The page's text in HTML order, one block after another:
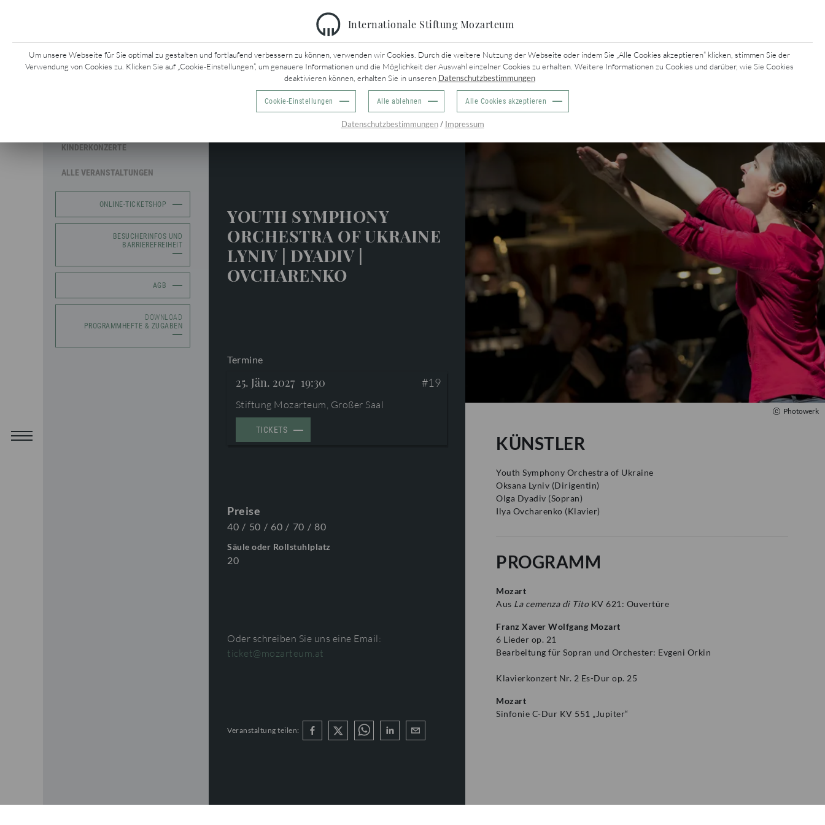
Internationale Stiftung Mozarteum
Um unsere Webseite für Sie optimal zu gestalten und fortlaufend verbessern zu können, verwenden wir Cookies. Durch die weitere Nutzung der Webseite oder indem Sie „Alle Cookies akzeptieren“ klicken, stimmen Sie der
Verwendung von Cookies zu. Klicken Sie auf „Cookie-Einstellungen“, um genauere Informationen und die Möglichkeit der Auswahl einzelner Cookies zu erhalten. Weitere Informationen zu Cookies und darüber, wie Sie Cookies
deaktivieren können, erhalten Sie in unseren Datenschutzbestimmungen
Cookie-Einstellungen Alle ablehnen Alle Cookies akzeptieren
Datenschutzbestimmungen/ Impressum
EVENTS
KINDERKONZERTE
ALLE VERANSTALTUNGEN
ONLINE-TICKETSHOP
BESUCHERINFOS UND
BARRIEREFREIHEIT
AGB
DOWNLOAD
PROGRAMMHEFTE & ZUGABEN
YOUTH SYMPHONY
ORCHESTRA OF UKRAINE
LYNIV | DYADIV |
OVCHARENKO
Termine
25. Jän. 2027 19:30 #19
Stiftung Mozarteum, Großer Saal
TICKETS
Preise
40 / 50 / 60 / 70 / 80
Säule oder Rollstuhlplatz
20
Oder schreiben Sie uns eine Email:
ticket@mozarteum.at
Veranstaltung teilen:
Photowerk
KÜNSTLER
Youth Symphony Orchestra of Ukraine
Oksana Lyniv (Dirigentin)
Olga Dyadiv (Sopran)
Ilya Ovcharenko (Klavier)
PROGRAMM
Mozart
Aus La cemenza di Tito KV 621: Ouvertüre
Franz Xaver Wolfgang Mozart
6 Lieder op. 21
Bearbeitung für Sopran und Orchester: Evgeni Orkin
Klavierkonzert Nr. 2 Es-Dur op. 25
Mozart
Sinfonie C-Dur KV 551 „Jupiter“